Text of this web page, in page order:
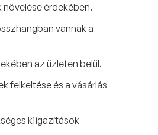
érdekében.
vannak a
az üzleten belül.
felkeltése és a vásárlás
kiigazítások